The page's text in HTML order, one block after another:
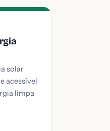
solar
acessível
limpa